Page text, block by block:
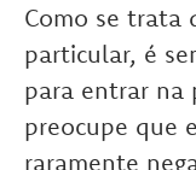
Como se trata
particular, é
para entrar na
preocupe que
raramente